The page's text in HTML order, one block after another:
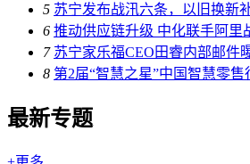
5 苏宁发布战汛六条，以旧换新
6 推动供应链升级 中化联手阿里
7 苏宁家乐福CEO田睿内部邮件
8 第2届“智慧之星”中国智慧零
最新专题